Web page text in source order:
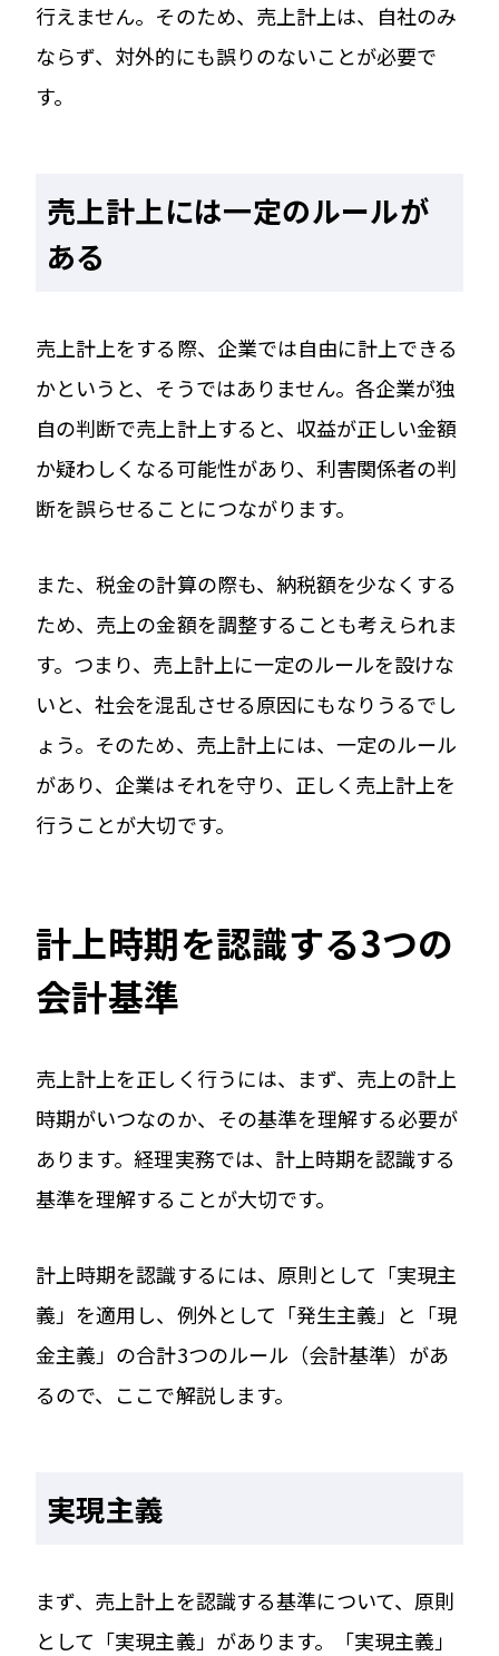
行えません。そのため、売上計上は、自社のみ
ならず、対外的にも誤りのないことが必要で
す。
売上計上には一定のルールが
ある
売上計上をする際、企業では自由に計上できる
かというと、そうではありません。各企業が独
自の判断で売上計上すると、収益が正しい金額
か疑わしくなる可能性があり、利害関係者の判
断を誤らせることにつながります。
また、税金の計算の際も、納税額を少なくする
ため、売上の金額を調整することも考えられま
す。つまり、売上計上に一定のルールを設けな
いと、社会を混乱させる原因にもなりうるでし
ょう。そのため、売上計上には、一定のルール
があり、企業はそれを守り、正しく売上計上を
行うことが大切です。
計上時期を認識する3つの
会計基準
売上計上を正しく行うには、まず、売上の計上
時期がいつなのか、その基準を理解する必要が
あります。経理実務では、計上時期を認識する
基準を理解することが大切です。
計上時期を認識するには、原則として「実現主
義」を適用し、例外として「発生主義」と「現
金主義」の合計3つのルール（会計基準）があ
るので、ここで解説します。
実現主義
まず、売上計上を認識する基準について、原則
として「実現主義」があります。「実現主義」